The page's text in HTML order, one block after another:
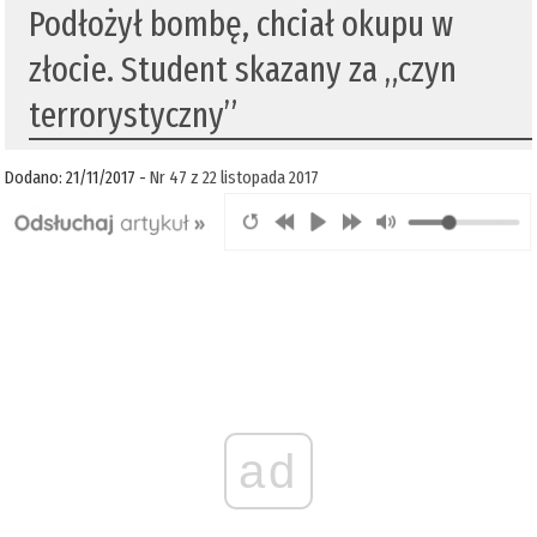
Podłożył bombę, chciał okupu w
złocie. Student skazany za „czyn
terrorystyczny”
Dodano: 21/11/2017 -Nr 47 z 22 listopada 2017
ad